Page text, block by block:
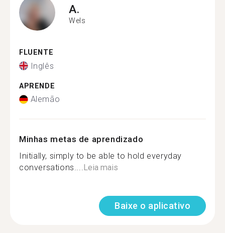
A.
Wels
FLUENTE
Inglês
APRENDE
Alemão
Minhas metas de aprendizado
Initially, simply to be able to hold everyday
conversations....Leia mais
Baixe o aplicativo